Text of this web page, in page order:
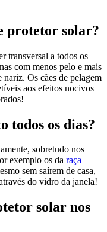
protetor solar?
transversal a todos os
com menos pelo e mais
nariz. Os cães de pelagem
aos efeitos nocivos
todos os dias?
sobretudo nos
exemplo os da raça
sem saírem de casa,
do vidro da janela!
solar nos